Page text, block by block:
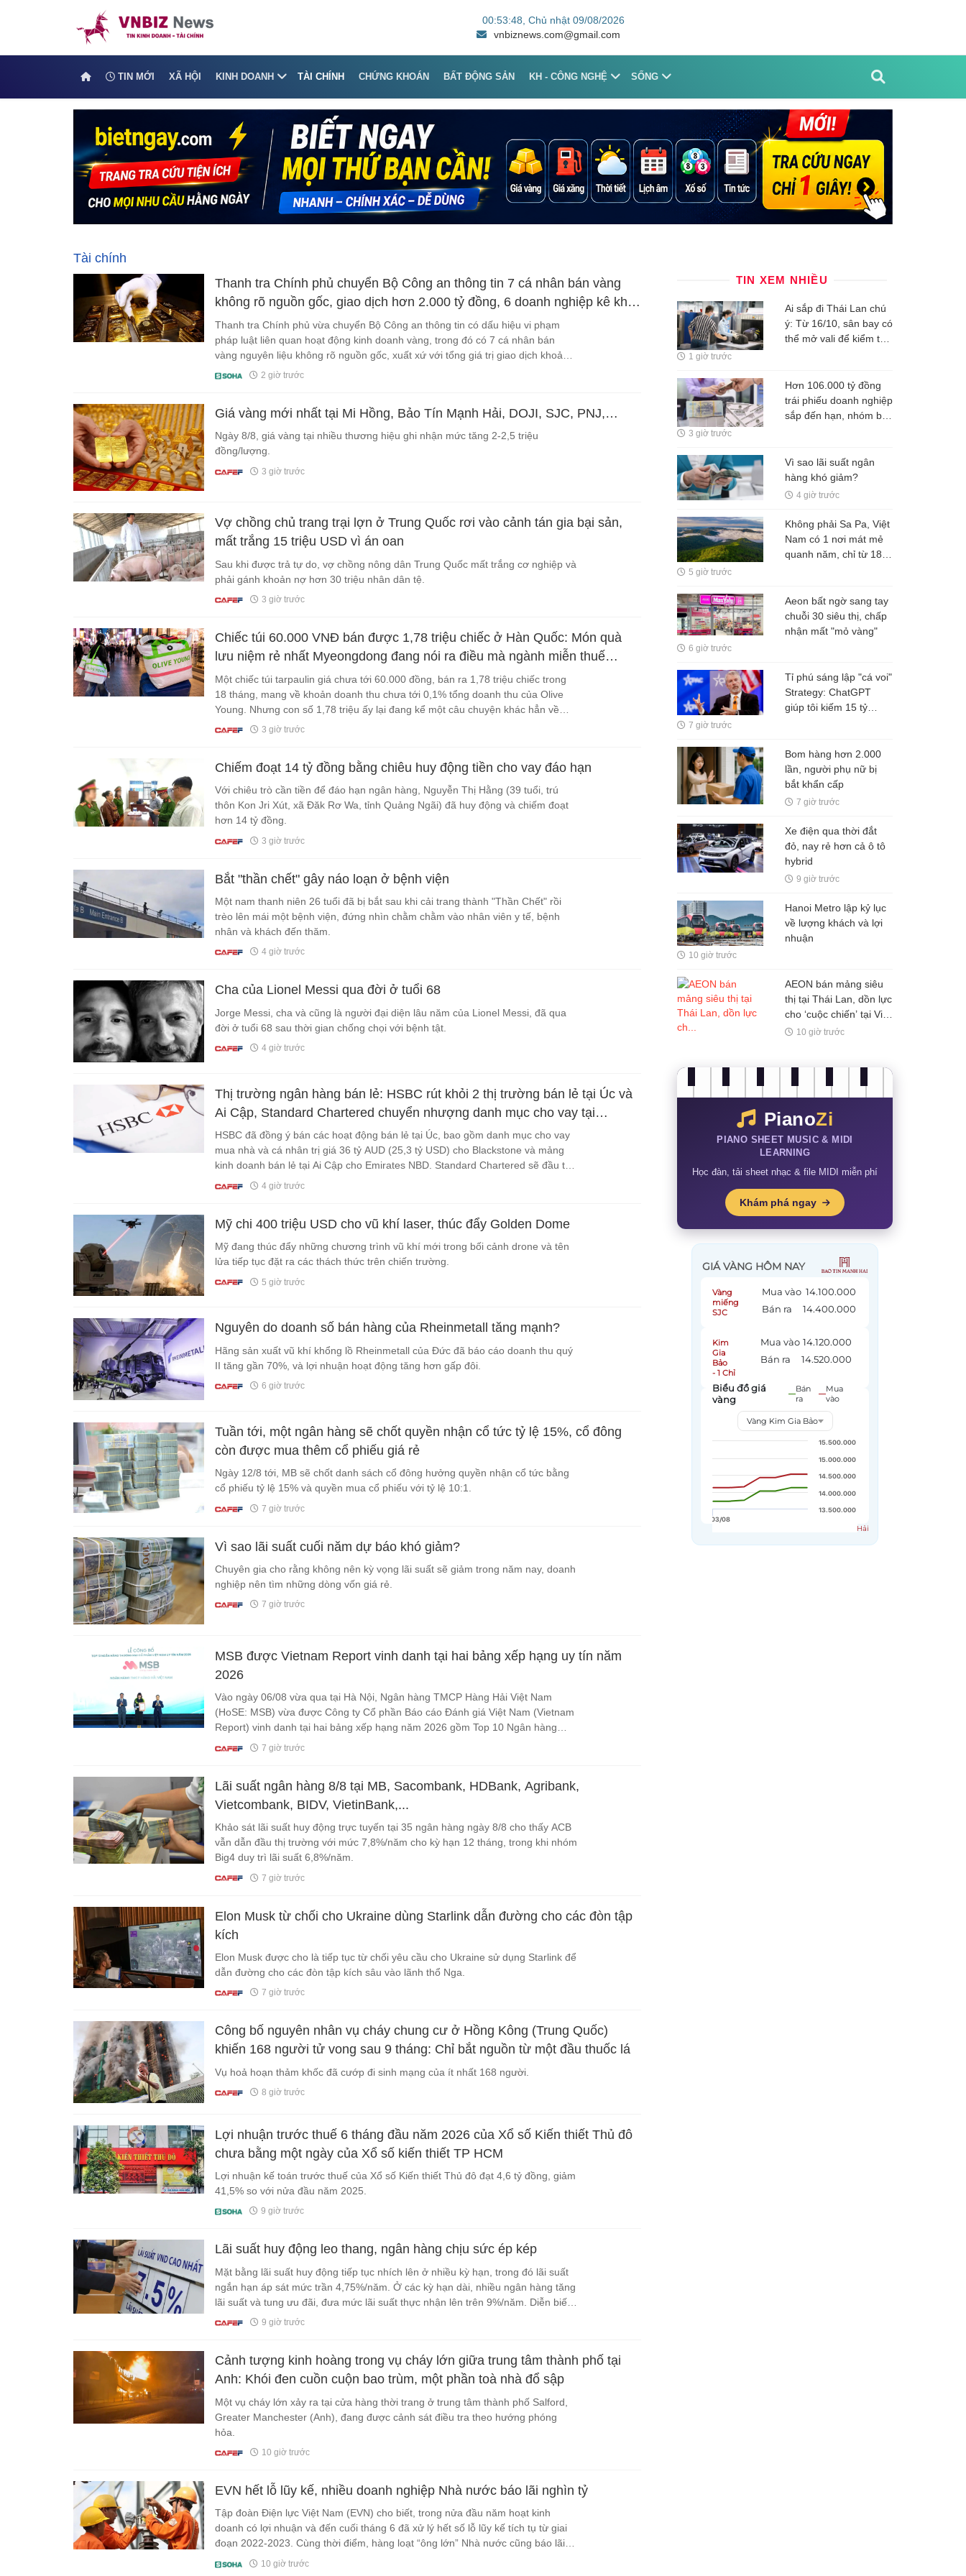
00:53:48 , Chủ nhật 09/08/2026
vnbiznews.com@gmail.com
TIN MỚI XÃ HỘI KINH DOANH TÀI CHÍNH CHỨNG KHOÁN BẤT ĐỘNG SẢN KH - CÔNG NGHỆ SỐNG
Tài chính
Thanh tra Chính phủ chuyển Bộ Công an thông tin 7 cá nhân bán vàng
không rõ nguồn gốc, giao dịch hơn 2.000 tỷ đồng, 6 doanh nghiệp kê khai
sai thuế
Thanh tra Chính phủ vừa chuyển Bộ Công an thông tin có dấu hiệu vi phạm
pháp luật liên quan hoạt động kinh doanh vàng, trong đó có 7 cá nhân bán
vàng nguyên liệu không rõ nguồn gốc, xuất xứ với tổng giá trị giao dịch khoảng
2.084 tỷ đồng.2 giờ trước
Giá vàng mới nhất tại Mi Hồng, Bảo Tín Mạnh Hải, DOJI, SJC, PNJ,…
Ngày 8/8, giá vàng tại nhiều thương hiệu ghi nhận mức tăng 2-2,5 triệu
đồng/lượng.
3 giờ trước
Vợ chồng chủ trang trại lợn ở Trung Quốc rơi vào cảnh tán gia bại sản,
mất trắng 15 triệu USD vì án oan
Sau khi được trả tự do, vợ chồng nông dân Trung Quốc mất trắng cơ nghiệp và
phải gánh khoản nợ hơn 30 triệu nhân dân tệ.
3 giờ trước
Chiếc túi 60.000 VNĐ bán được 1,78 triệu chiếc ở Hàn Quốc: Món quà
lưu niệm rẻ nhất Myeongdong đang nói ra điều mà ngành miễn thuế
không muốn nghe
Một chiếc túi tarpaulin giá chưa tới 60.000 đồng, bán ra 1,78 triệu chiếc trong
18 tháng, mang về khoản doanh thu chưa tới 0,1% tổng doanh thu của Olive
Young. Nhưng con số 1,78 triệu ấy lại đang kể một câu chuyện khác hẳn về
cách du khách quốc tế tiêu tiền ở Hàn Quốc.
3 giờ trước
Chiếm đoạt 14 tỷ đồng bằng chiêu huy động tiền cho vay đáo hạn
Với chiêu trò cần tiền để đáo hạn ngân hàng, Nguyễn Thị Hằng (39 tuổi, trú
thôn Kon Jri Xút, xã Đăk Rơ Wa, tỉnh Quảng Ngãi) đã huy động và chiếm đoạt
hơn 14 tỷ đồng.
3 giờ trước
Bắt "thần chết" gây náo loạn ở bệnh viện
Một nam thanh niên 26 tuổi đã bị bắt sau khi cải trang thành "Thần Chết" rồi
trèo lên mái một bệnh viện, đứng nhìn chằm chằm vào nhân viên y tế, bệnh
nhân và khách đến thăm.
4 giờ trước
Cha của Lionel Messi qua đời ở tuổi 68
Jorge Messi, cha và cũng là người đại diện lâu năm của Lionel Messi, đã qua
đời ở tuổi 68 sau thời gian chống chọi với bệnh tật.
4 giờ trước
Thị trường ngân hàng bán lẻ: HSBC rút khỏi 2 thị trường bán lẻ tại Úc và
Ai Cập, Standard Chartered chuyển nhượng danh mục cho vay tại
Singapore cho Trust Bank
HSBC đã đồng ý bán các hoạt động bán lẻ tại Úc, bao gồm danh mục cho vay
mua nhà và cá nhân trị giá 36 tỷ AUD (25,3 tỷ USD) cho Blackstone và mảng
kinh doanh bán lẻ tại Ai Cập cho Emirates NBD. Standard Chartered sẽ đầu tư
thêm vào Trust Bank và chuyển giao một số khách hàng thẻ tín dụng và cho
4 giờ trước
Mỹ chi 400 triệu USD cho vũ khí laser, thúc đẩy Golden Dome
Mỹ đang thúc đẩy những chương trình vũ khí mới trong bối cảnh drone và tên
lửa tiếp tục đặt ra các thách thức trên chiến trường.
5 giờ trước
Nguyên do doanh số bán hàng của Rheinmetall tăng mạnh?
Hãng sản xuất vũ khí khổng lồ Rheinmetall của Đức đã báo cáo doanh thu quý
II tăng gần 70%, và lợi nhuận hoạt động tăng hơn gấp đôi.
6 giờ trước
Tuần tới, một ngân hàng sẽ chốt quyền nhận cổ tức tỷ lệ 15%, cổ đông
còn được mua thêm cổ phiếu giá rẻ
Ngày 12/8 tới, MB sẽ chốt danh sách cổ đông hưởng quyền nhận cổ tức bằng
cổ phiếu tỷ lệ 15% và quyền mua cổ phiếu với tỷ lệ 10:1.
7 giờ trước
Vì sao lãi suất cuối năm dự báo khó giảm?
Chuyên gia cho rằng không nên kỳ vọng lãi suất sẽ giảm trong năm nay, doanh
nghiệp nên tìm những dòng vốn giá rẻ.
7 giờ trước
MSB được Vietnam Report vinh danh tại hai bảng xếp hạng uy tín năm
2026
Vào ngày 06/08 vừa qua tại Hà Nội, Ngân hàng TMCP Hàng Hải Việt Nam
(HoSE: MSB) vừa được Công ty Cổ phần Báo cáo Đánh giá Việt Nam (Vietnam
Report) vinh danh tại hai bảng xếp hạng năm 2026 gồm Top 10 Ngân hàng
TMCP tư nhân uy tín và Top 50 Công ty đại chúng uy tín & hiệu quả.
7 giờ trước
Lãi suất ngân hàng 8/8 tại MB, Sacombank, HDBank, Agribank,
Vietcombank, BIDV, VietinBank,...
Khảo sát lãi suất huy động trực tuyến tại 35 ngân hàng ngày 8/8 cho thấy ACB
vẫn dẫn đầu thị trường với mức 7,8%/năm cho kỳ hạn 12 tháng, trong khi nhóm
Big4 duy trì lãi suất 6,8%/năm.
7 giờ trước
Elon Musk từ chối cho Ukraine dùng Starlink dẫn đường cho các đòn tập
kích
Elon Musk được cho là tiếp tục từ chối yêu cầu cho Ukraine sử dụng Starlink để
dẫn đường cho các đòn tập kích sâu vào lãnh thổ Nga.
7 giờ trước
Công bố nguyên nhân vụ cháy chung cư ở Hồng Kông (Trung Quốc)
khiến 168 người tử vong sau 9 tháng: Chỉ bắt nguồn từ một đầu thuốc lá
Vụ hoả hoạn thảm khốc đã cướp đi sinh mạng của ít nhất 168 người.
8 giờ trước
Lợi nhuận trước thuế 6 tháng đầu năm 2026 của Xổ số Kiến thiết Thủ đô
chưa bằng một ngày của Xổ số kiến thiết TP HCM
Lợi nhuận kế toán trước thuế của Xổ số Kiến thiết Thủ đô đạt 4,6 tỷ đồng, giảm
41,5% so với nửa đầu năm 2025.
9 giờ trước
Lãi suất huy động leo thang, ngân hàng chịu sức ép kép
Mặt bằng lãi suất huy động tiếp tục nhích lên ở nhiều kỳ hạn, trong đó lãi suất
ngắn hạn áp sát mức trần 4,75%/năm. Ở các kỳ hạn dài, nhiều ngân hàng tăng
lãi suất và tung ưu đãi, đưa mức lãi suất thực nhận lên trên 9%/năm. Diễn biến
này được dự báo còn kéo dài khi tín dụng tăng nhanh hơn huy động vốn.
9 giờ trước
Cảnh tượng kinh hoàng trong vụ cháy lớn giữa trung tâm thành phố tại
Anh: Khói đen cuồn cuộn bao trùm, một phần toà nhà đổ sập
Một vụ cháy lớn xảy ra tại cửa hàng thời trang ở trung tâm thành phố Salford,
Greater Manchester (Anh), đang được cảnh sát điều tra theo hướng phóng
hỏa.
10 giờ trước
EVN hết lỗ lũy kế, nhiều doanh nghiệp Nhà nước báo lãi nghìn tỷ
Tập đoàn Điện lực Việt Nam (EVN) cho biết, trong nửa đầu năm hoạt kinh
doanh có lợi nhuận và đến cuối tháng 6 đã xử lý hết số lỗ lũy kế tích tụ từ giai
đoạn 2022-2023. Cùng thời điểm, hàng loạt “ông lớn” Nhà nước cũng báo lãi
hàng nghìn tỷ đồng.
10 giờ trước
TIN XEM NHIỀU
Ai sắp đi Thái Lan chú
ý: Từ 16/10, sân bay có
thể mở vali để kiểm tra
1 giờ trước
Hơn 106.000 tỷ đồng
trái phiếu doanh nghiệp
sắp đến hạn, nhóm bất
3 giờ trước
Vì sao lãi suất ngân
hàng khó giảm?
4 giờ trước
Không phải Sa Pa, Việt
Nam có 1 nơi mát mẻ
quanh năm, chỉ từ 18
loài lan
5 giờ trước
Aeon bất ngờ sang tay
chuỗi 30 siêu thị, chấp
nhận mất "mỏ vàng"
6 giờ trước
Tỉ phú sáng lập "cá voi"
Strategy: ChatGPT
giúp tôi kiếm 15 tỷ
7 giờ trước
Bom hàng hơn 2.000
lần, người phụ nữ bị
bắt khẩn cấp
7 giờ trước
Xe điện qua thời đắt
đỏ, nay rẻ hơn cả ô tô
hybrid
9 giờ trước
Hanoi Metro lập kỷ lục
về lượng khách và lợi
nhuận
10 giờ trước
AEON bán mảng siêu
thị tại Thái Lan, dồn lực
cho ‘cuộc chiến’ tại Việt
Nam10 giờ trước
PianoZi
PIANO SHEET MUSIC & MIDI
LEARNING
Học đàn, tải sheet nhạc & file MIDI miễn phí
Khám phá ngay